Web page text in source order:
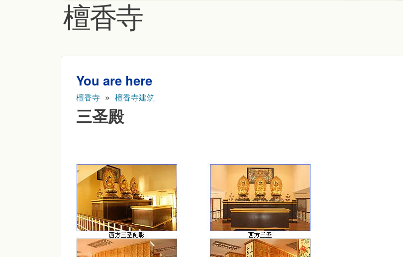
檀香寺
You are here
檀香寺 » 檀香寺建筑
三圣殿